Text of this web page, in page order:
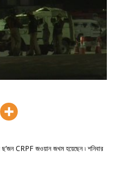
ছ’জন CRPF জওয়ান জখম হয়েছেন ৷ শনিবার